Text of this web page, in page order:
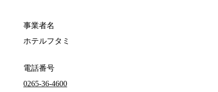
事業者名
ホテルフタミ
電話番号
0265-36-4600